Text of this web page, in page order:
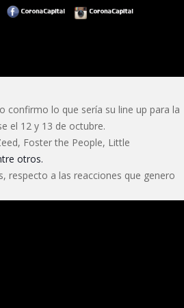
confirmo lo que sería su line up para la
el 12 y 13 de octubre.
Foster the People, Little
otros.
respecto a las reacciones que genero